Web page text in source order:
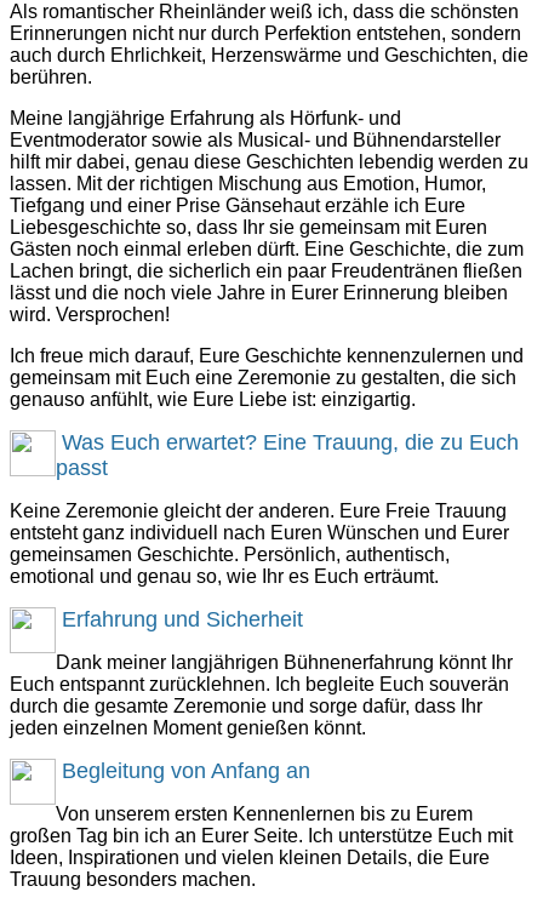
Als romantischer Rheinländer weiß ich, dass die schönsten
Erinnerungen nicht nur durch Perfektion entstehen, sondern
auch durch Ehrlichkeit, Herzenswärme und Geschichten, die
berühren.
Meine langjährige Erfahrung als Hörfunk- und
Eventmoderator sowie als Musical- und Bühnendarsteller
hilft mir dabei, genau diese Geschichten lebendig werden zu
lassen. Mit der richtigen Mischung aus Emotion, Humor,
Tiefgang und einer Prise Gänsehaut erzähle ich Eure
Liebesgeschichte so, dass Ihr sie gemeinsam mit Euren
Gästen noch einmal erleben dürft. Eine Geschichte, die zum
Lachen bringt, die sicherlich ein paar Freudentränen fließen
lässt und die noch viele Jahre in Eurer Erinnerung bleiben
wird. Versprochen!
Ich freue mich darauf, Eure Geschichte kennenzulernen und
gemeinsam mit Euch eine Zeremonie zu gestalten, die sich
genauso anfühlt, wie Eure Liebe ist: einzigartig.
Was Euch erwartet? Eine Trauung, die zu Euch
passt
Keine Zeremonie gleicht der anderen. Eure Freie Trauung
entsteht ganz individuell nach Euren Wünschen und Eurer
gemeinsamen Geschichte. Persönlich, authentisch,
emotional und genau so, wie Ihr es Euch erträumt.
Erfahrung und Sicherheit
Dank meiner langjährigen Bühnenerfahrung könnt Ihr
Euch entspannt zurücklehnen. Ich begleite Euch souverän
durch die gesamte Zeremonie und sorge dafür, dass Ihr
jeden einzelnen Moment genießen könnt.
Begleitung von Anfang an
Von unserem ersten Kennenlernen bis zu Eurem
großen Tag bin ich an Eurer Seite. Ich unterstütze Euch mit
Ideen, Inspirationen und vielen kleinen Details, die Eure
Trauung besonders machen.